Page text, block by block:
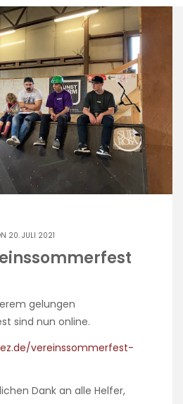
20. JULI 2021
gelungen
sind nun online.
vereinssommerfest-
Dank an alle Helfer,